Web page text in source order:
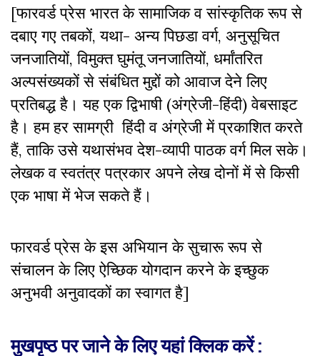
[फारवर्ड प्रेस भारत के सामाजिक व सांस्कृतिक रूप से
दबाए गए तबकों, यथा- अन्य पिछडा वर्ग, अनुसूचित
जनजातियों, विमुक्त घुमंतू जनजातियों, धर्मांतरित
अल्पसंख्यकों से संबंधित मुद्दों को आवाज देने लिए
प्रतिबद्ध है। यह एक द्विभाषी (अंग्रेजी-हिंदी) वेबसाइट
है। हम हर सामग्री हिंदी व अंग्रेजी में प्रकाशित करते
हैं, ताकि उसे यथासंभव देश-व्यापी पाठक वर्ग मिल सके।
लेखक व स्वतंत्र पत्रकार अपने लेख दोनों में से किसी
एक भाषा में भेज सकते हैं।
फारवर्ड प्रेस के इस अभियान के सुचारू रूप से
संचालन के लिए ऐच्छिक योगदान करने के इच्छुक
अनुभवी अनुवादकों का स्वागत है]
मुखपृष्ठ पर जाने के लिए यहां क्लिक करें :